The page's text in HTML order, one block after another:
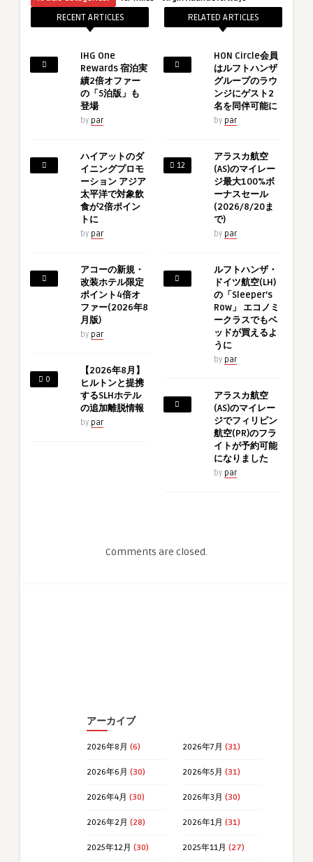
RECENT ARTICLES
IHG One
Rewards 宿泊実
績2倍オファー
の「5泊版」も
登場
by par
ハイアットのダ
イニングプロモ
ーション アジア
太平洋で対象飲
食が2倍ポイン
トに
by par
アコーの新規・
改装ホテル限定
ポイント4倍オ
ファー(2026年8
月版)
by par
0
【2026年8月】
ヒルトンと提携
するSLHホテル
の追加離脱情報
by par
RELATED ARTICLES
HON Circle会員
はルフトハンザ
グループのラウ
ンジにゲスト2
名を同伴可能に
by par
12
アラスカ航空
(AS)のマイレー
ジ最大100%ボ
ーナスセール
(2026/8/20ま
で)
by par
ルフトハンザ・
ドイツ航空(LH)
の「Sleeper’s
Row」 エコノミ
ークラスでもベ
ッドが買えるよ
うに
by par
アラスカ航空
(AS)のマイレー
ジでフィリピン
航空(PR)のフラ
イトが予約可能
になりました
by par
Comments are closed.
アーカイブ
2026年8月 (6) 2026年7月 (31)
2026年6月 (30) 2026年5月 (31)
2026年4月 (30) 2026年3月 (30)
2026年2月 (28) 2026年1月 (31)
2025年12月 (30) 2025年11月 (27)